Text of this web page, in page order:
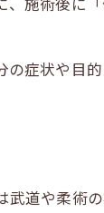
ップ
減
症状や目
道や柔術